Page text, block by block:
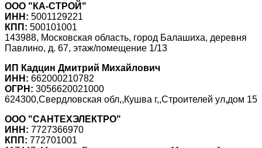
ООО "КА-СТРОЙ"
ИНН: 5001129221
КПП: 500101001
143988, Московская область, город Балашиха, деревня
Павлино, д. 67, этаж/помещение 1/13
ИП Кадцин Дмитрий Михайлович
ИНН: 662000210782
ОГРН: 3056620021000
624300,Свердловская обл,,Кушва г,,Строителей ул,дом 15
ООО "САНТЕХЭЛЕКТРО"
ИНН: 7727366970
КПП: 772701001